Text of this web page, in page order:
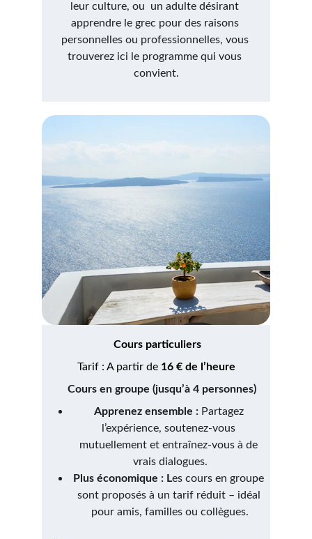
leur culture, ou  un adulte désirant
apprendre le grec pour des raisons
personnelles ou professionnelles, vous
trouverez ici le programme qui vous
convient.
Cours particuliers
Tarif : A partir de 16 € de l’heure
    Cours en groupe (jusqu’à 4 personnes)
Apprenez ensemble : Partagez
l’expérience, soutenez-vous
mutuellement et entraînez-vous à de
vrais dialogues.
Plus économique : Les cours en groupe
sont proposés à un tarif réduit – idéal
pour amis, familles ou collègues.